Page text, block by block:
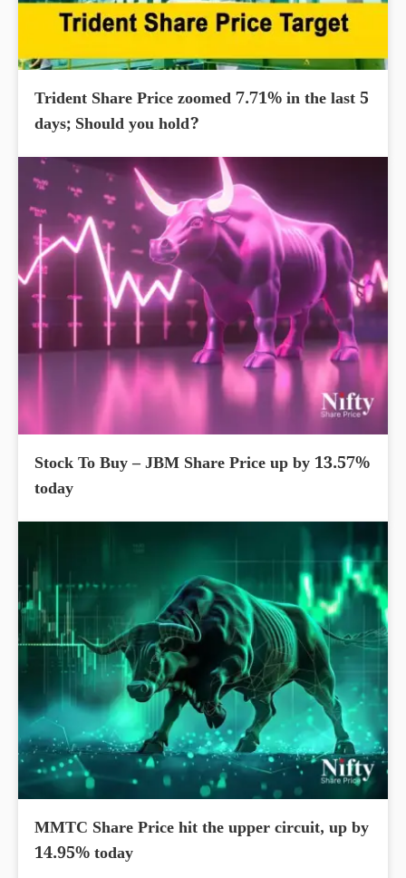
Trident Share Price zoomed 7.71% in the last 5
days; Should you hold?
Stock To Buy – JBM Share Price up by 13.57%
today
MMTC Share Price hit the upper circuit, up by
14.95% today